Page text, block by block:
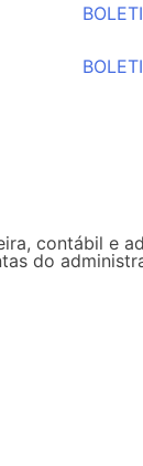
contábil e
do